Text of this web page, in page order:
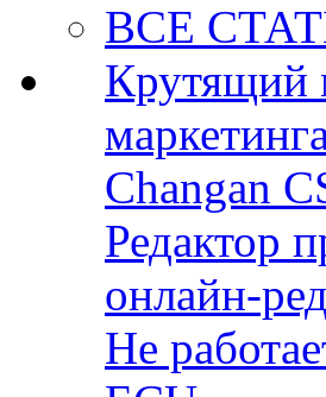
ВСЕ
Крутящий
Changan
Редактор
онлайн-
Не